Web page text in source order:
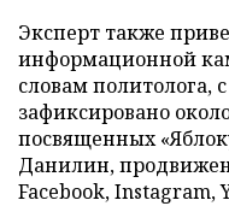
Эксперт также
информационной
словам политолога,
зафиксировано
посвященных
Данилин,
Facebook, Instagram,